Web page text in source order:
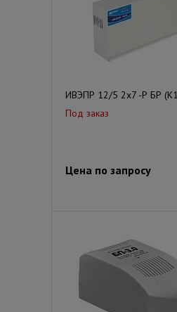
ИВЭПР 12/5 2х7 -Р БР
Под заказ
Цена по запросу